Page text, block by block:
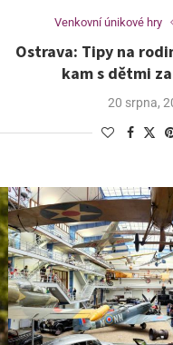
Venkovní únikové hry
Ostrava: Tipy na
kam s dětmi
20 srpna,